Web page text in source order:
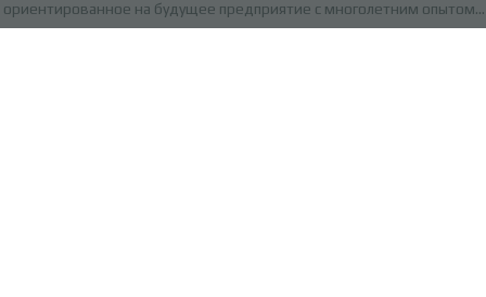
ориентированное на будущее предприятие с многолетним опытом…